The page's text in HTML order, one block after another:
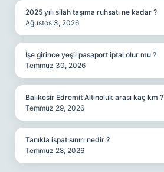
2025 yılı silah taşıma ruhsatı ne kadar ?
Ağustos 3, 2026
İşe girince yeşil pasaport iptal olur mu ?
Temmuz 30, 2026
Balıkesir Edremit Altınoluk arası kaç km ?
Temmuz 29, 2026
Tanıkla ispat sınırı nedir ?
Temmuz 28, 2026